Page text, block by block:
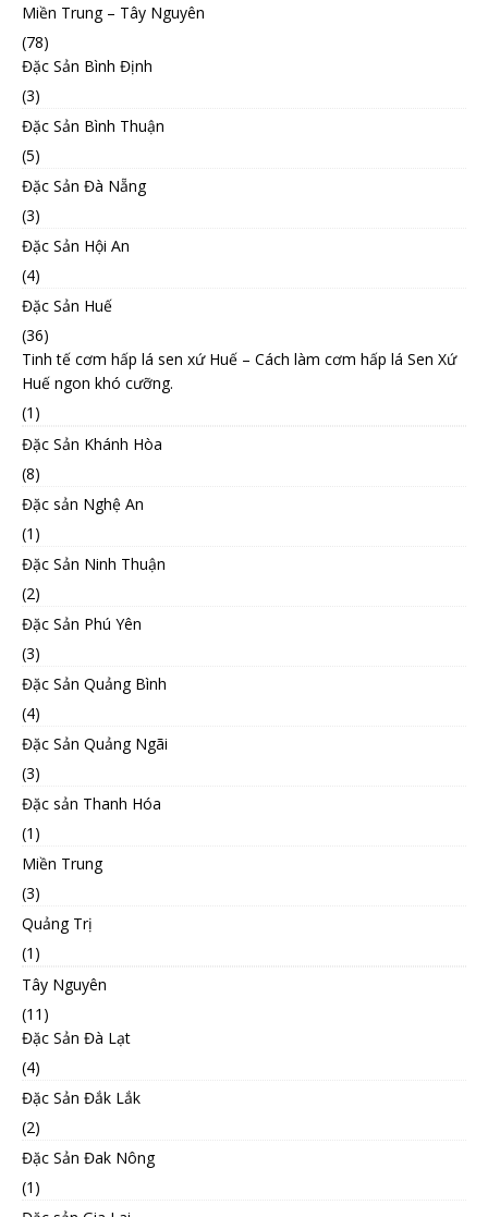
Miền Trung – Tây Nguyên
(78)
Đặc Sản Bình Định
(3)
Đặc Sản Bình Thuận
(5)
Đặc Sản Đà Nẵng
(3)
Đặc Sản Hội An
(4)
Đặc Sản Huế
(36)
Tinh tế cơm hấp lá sen xứ Huế – Cách làm cơm hấp lá Sen Xứ
Huế ngon khó cưỡng.
(1)
Đặc Sản Khánh Hòa
(8)
Đặc sản Nghệ An
(1)
Đặc Sản Ninh Thuận
(2)
Đặc Sản Phú Yên
(3)
Đặc Sản Quảng Bình
(4)
Đặc Sản Quảng Ngãi
(3)
Đặc sản Thanh Hóa
(1)
Miền Trung
(3)
Quảng Trị
(1)
Tây Nguyên
(11)
Đặc Sản Đà Lạt
(4)
Đặc Sản Đắk Lắk
(2)
Đặc Sản Đak Nông
(1)